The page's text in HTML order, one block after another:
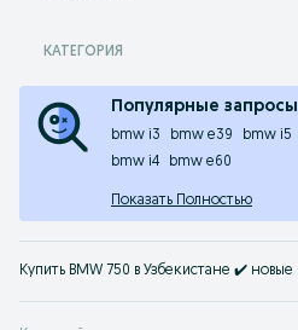
КАТЕГОРИЯ
Популярные запросы
bmw i3 bmw e39 bmw i5
bmw i4
bmw e60
Показать Полностью